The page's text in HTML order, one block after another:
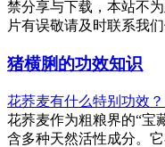
禁分享与下载，本站不
片有误敬请及时联系我
猪横脷的功效知识
花荞麦有什么特别功效
花荞麦作为粗粮界的“宝
含多种天然活性成分。